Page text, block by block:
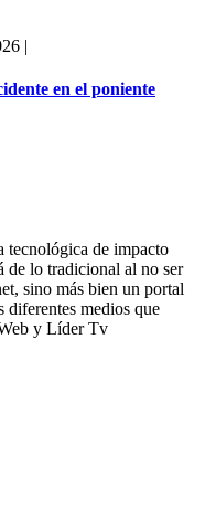
|
en el poniente
tecnológica de impacto
de lo tradicional al no ser
sino más bien un portal
diferentes medios que
y Líder Tv